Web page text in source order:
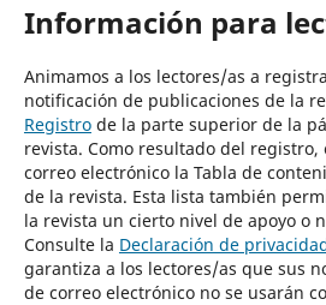
Información para
Animamos a los lectores/as a
notificación de publicaciones de la
Registrode la parte superior de la
revista. Como resultado del
correo electrónico la Tabla de
de la revista. Esta lista también
la revista un cierto nivel de apoyo o
Consulte la Declaración de
garantiza a los lectores/as que sus
de correo electrónico no se usarán